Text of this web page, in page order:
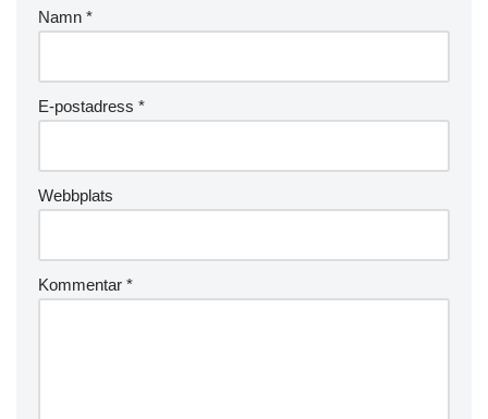
Namn *
E-postadress *
Webbplats
Kommentar *